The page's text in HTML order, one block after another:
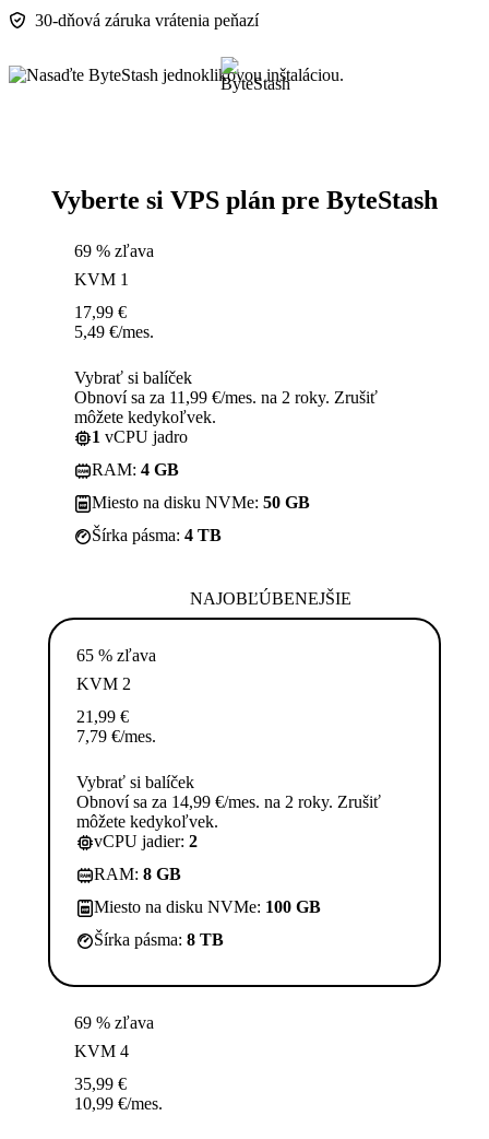
30-dňová záruka vrátenia peňazí
Vyberte si VPS plán pre ByteStash
69 % zľava
KVM 1
17,99 €
5,49 €/mes.
Vybrať si balíček
Obnoví sa za 11,99 €/mes. na 2 roky. Zrušiť
môžete kedykoľvek.
1 vCPU jadro
RAM: 4 GB
Miesto na disku NVMe: 50 GB
Šírka pásma: 4 TB
NAJOBĽÚBENEJŠIE
65 % zľava
KVM 2
21,99 €
7,79 €/mes.
Vybrať si balíček
Obnoví sa za 14,99 €/mes. na 2 roky. Zrušiť
môžete kedykoľvek.
vCPU jadier: 2
RAM: 8 GB
Miesto na disku NVMe: 100 GB
Šírka pásma: 8 TB
69 % zľava
KVM 4
35,99 €
10,99 €/mes.